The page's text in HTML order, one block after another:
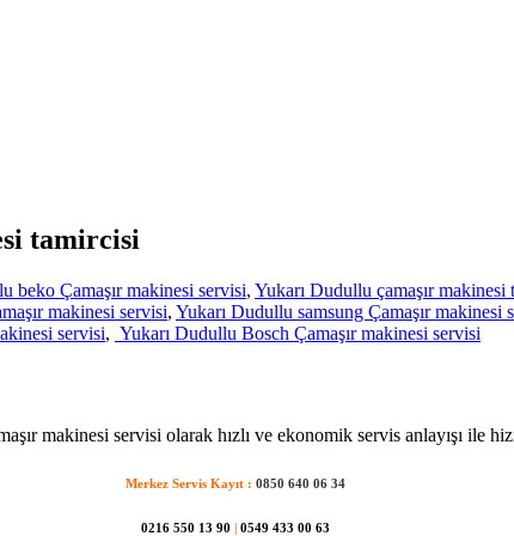
tamircisi
beko Çamaşır makinesi servisi, Yukarı Dudullu çamaşır makinesi
makinesi servisi, Yukarı Dudullu samsung Çamaşır makinesi
servisi, Yukarı Dudullu Bosch Çamaşır makinesi servisi
makinesi servisi olarak hızlı ve ekonomik servis anlayışı ile
Merkez Servis Kayıt : 0850 640 06 34
0216 550 13 90 | 0549 433 00 63